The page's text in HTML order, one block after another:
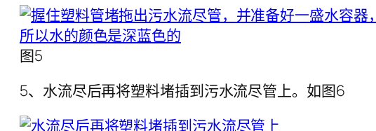
图5
5、水流尽后再将塑料堵插到污水流尽管上。如图6